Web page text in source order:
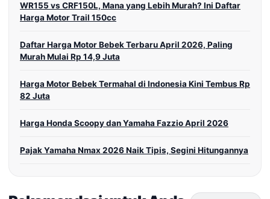
WR155 vs CRF150L, Mana yang Lebih Murah? Ini Daftar
Harga Motor Trail 150cc
Daftar Harga Motor Bebek Terbaru April 2026, Paling
Murah Mulai Rp 14,9 Juta
Harga Motor Bebek Termahal di Indonesia Kini Tembus Rp
82 Juta
Harga Honda Scoopy dan Yamaha Fazzio April 2026
Pajak Yamaha Nmax 2026 Naik Tipis, Segini Hitungannya